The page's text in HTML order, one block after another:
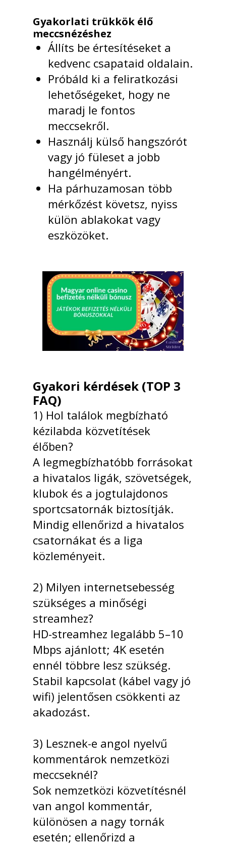
Gyakorlati trükkök élő
meccsnézéshez
Állíts be értesítéseket a
kedvenc csapataid oldalain.
Próbáld ki a feliratkozási
lehetőségeket, hogy ne
maradj le fontos
meccsekről.
Használj külső hangszórót
vagy jó füleset a jobb
hangélményért.
Ha párhuzamosan több
mérkőzést követsz, nyiss
külön ablakokat vagy
eszközöket.
Gyakori kérdések (TOP 3
FAQ)
1) Hol találok megbízható
kézilabda közvetítések
élőben?
A legmegbízhatóbb forrásokat
a hivatalos ligák, szövetségek,
klubok és a jogtulajdonos
sportcsatornák biztosítják.
Mindig ellenőrizd a hivatalos
csatornákat és a liga
közleményeit.
2) Milyen internetsebesség
szükséges a minőségi
streamhez?
HD-streamhez legalább 5–10
Mbps ajánlott; 4K esetén
ennél többre lesz szükség.
Stabil kapcsolat (kábel vagy jó
wifi) jelentősen csökkenti az
akadozást.
3) Lesznek-e angol nyelvű
kommentárok nemzetközi
meccseknél?
Sok nemzetközi közvetítésnél
van angol kommentár,
különösen a nagy tornák
esetén; ellenőrizd a